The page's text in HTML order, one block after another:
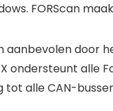
FORScan
aanbevolen door
EX ondersteunt
tot alle CAN-